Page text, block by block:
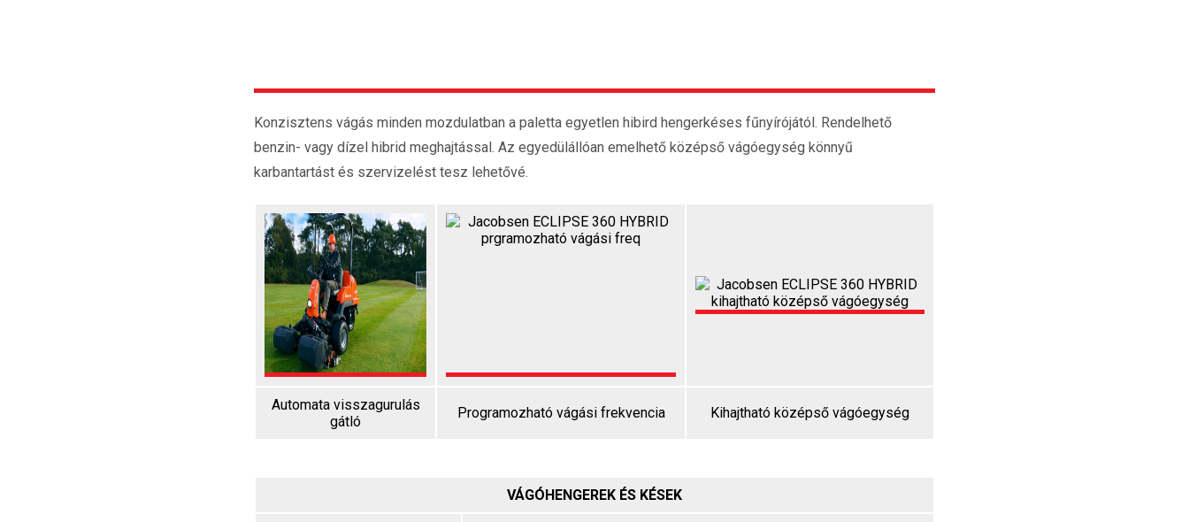
Konzisztens vágás minden mozdulatban a paletta egyetlen hibird hengerkéses fűnyírójától. Rendelhető
benzin- vagy dízel hibrid meghajtással. Az egyedülállóan emelhető középső vágóegység könnyű
karbantartást és szervizelést tesz lehetővé.
Automata visszagurulás
gátló
Programozható vágási frekvencia Kihajtható középső vágóegység
VÁGÓHENGEREK ÉS KÉSEK